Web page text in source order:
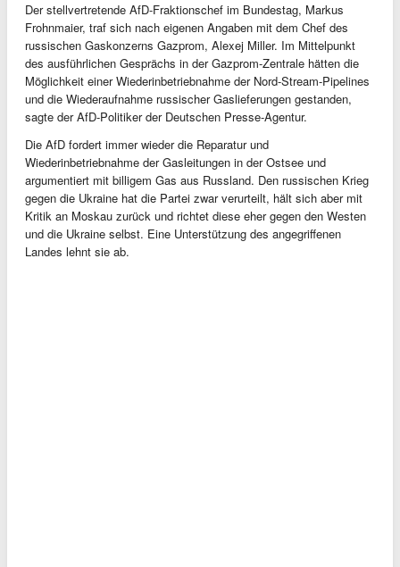
Der stellvertretende AfD-Fraktionschef im Bundestag, Markus
Frohnmaier, traf sich nach eigenen Angaben mit dem Chef des
russischen Gaskonzerns Gazprom, Alexej Miller. Im Mittelpunkt
des ausführlichen Gesprächs in der Gazprom-Zentrale hätten die
Möglichkeit einer Wiederinbetriebnahme der Nord-Stream-Pipelines
und die Wiederaufnahme russischer Gaslieferungen gestanden,
sagte der AfD-Politiker der Deutschen Presse-Agentur.
Die AfD fordert immer wieder die Reparatur und
Wiederinbetriebnahme der Gasleitungen in der Ostsee und
argumentiert mit billigem Gas aus Russland. Den russischen Krieg
gegen die Ukraine hat die Partei zwar verurteilt, hält sich aber mit
Kritik an Moskau zurück und richtet diese eher gegen den Westen
und die Ukraine selbst. Eine Unterstützung des angegriffenen
Landes lehnt sie ab.